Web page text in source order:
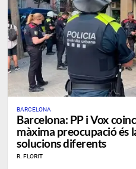
BARCELONA
​Barcelona: PP i Vox
màxima preocupació és
solucions diferents
R. FLORIT